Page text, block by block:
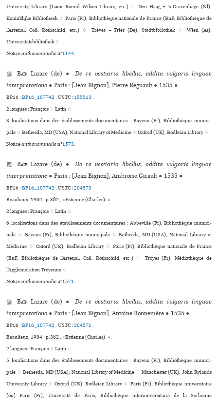
University Library (Louis Round Wilson Library, etc.) ♢ Den Haag = ’s-Gravenhage (Nl),
Koninklijke Bibliotheek ♢ Paris (Fr), Bibliothèque nationale de France (BnF, Bibliothèque de
l’Arsenal, Coll. Rothschild, etc.) ♢ Trèves = Trier (De), Stadtbibliothek ♢ Wien (At),
Universitätsbibliothek ♢
Noticeanthonominalien°1144.
▨Baïf Lazare (de) ●
De re vestiaria libellus, addita vulgaris linguae
interpretatione ● Paris : [Jean Bignon], Pierre Regnault ● 1535 ●
BP16 :BP16_107742.USTC : 185513.
2 langues :Français ♢Latin ♢
3 localisations dans des établissements documentaires : Bayeux (Fr), Bibliothèque muni­ci­
pale ♢ Bethesda, MD (USA), National Library of Medicine ♢ Oxford (UK), Bodleian Library ♢
Noticeanthonominalien°1573.
▨Baïf Lazare (de) ●
De re vestiaria libellus, addita vulgaris linguae
interpretatione ● Paris : [Jean Bignon], Ambroise Girault ● 1535 ●
BP16 :BP16_107742.USTC :204573.
Beaulieux, 1904 : p.382 , «Estienne (Charles). ».
2 langues :Français ♢Latin ♢
6 localisations dans des établissements documentaires : Abbeville (Fr), Bibliothèque muni­ci­
pale ♢ Bayeux (Fr), Bibliothèque muni­ci­pale ♢ Bethesda, MD (USA), National Library of
Medicine ♢ Oxford (UK), Bodleian Library ♢ Paris (Fr), Bibliothèque nationale de France
(BnF, Bibliothèque de l’Arsenal, Coll. Rothschild, etc.) ♢ Troyes (Fr), Médiathèque de
l’Agglomération Troyenne ♢
Noticeanthonominalien°1571.
▨Baïf Lazare (de) ●
De re vestiaria libellus, addita vulgaris linguae
interpretatione ● Paris : [Jean Bignon], Antoine Bonnemère ● 1535 ●
BP16 :BP16_107742.USTC :204571.
Beaulieux, 1904 : p.382 , «Estienne (Charles). ».
2 langues :Français ♢Latin ♢
5 localisations dans des établissements documentaires : Bayeux (Fr), Bibliothèque muni­ci­
pale ♢ Bethesda, MD (USA), National Library of Medicine ♢ Manchester (UK), John Rylands
University Library ♢ Oxford (UK), Bodleian Library ♢ Paris (Fr), Bibliothèque uni­ver­si­taire
[ou] Paris (Fr), Université de Paris, Bibliothèque inte­ru­ni­ver­si­taire de la Sorbonne